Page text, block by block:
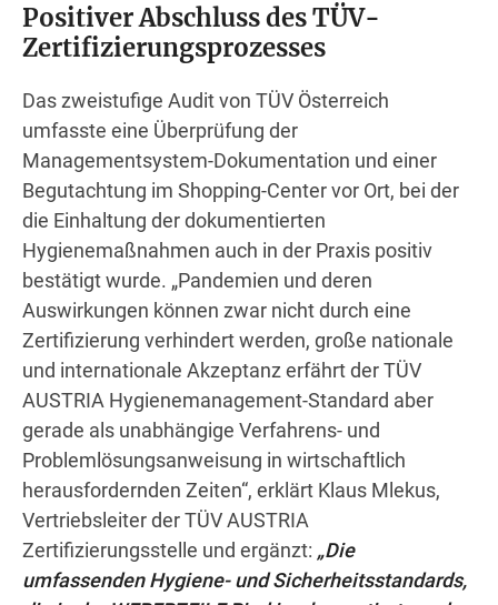
Positiver Abschluss des TÜV-
Zertifizierungsprozesses
Das zweistufige Audit von TÜV Österreich
umfasste eine Überprüfung der
Managementsystem-Dokumentation und einer
Begutachtung im Shopping-Center vor Ort, bei der
die Einhaltung der dokumentierten
Hygienemaßnahmen auch in der Praxis positiv
bestätigt wurde. „Pandemien und deren
Auswirkungen können zwar nicht durch eine
Zertifizierung verhindert werden, große nationale
und internationale Akzeptanz erfährt der TÜV
AUSTRIA Hygienemanagement-Standard aber
gerade als unabhängige Verfahrens- und
Problemlösungsanweisung in wirtschaftlich
herausfordernden Zeiten“, erklärt Klaus Mlekus,
Vertriebsleiter der TÜV AUSTRIA
Zertifizierungsstelle und ergänzt: „Die
umfassenden Hygiene- und Sicherheitsstandards,